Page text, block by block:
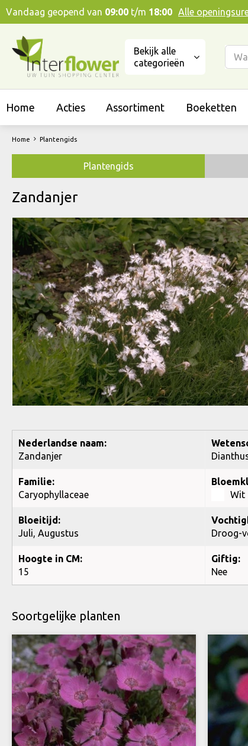
Ga
naar
Home Plantengids
Vandaag geopend van 09:00 t/m 18:00 Alle
Bekijk alle
categorieën
Home Acties Assortiment Boeketten
Plantengids
Zandanjer
Nederlandse naam:
Zandanjer
Familie:
Caryophyllaceae
Wit
Bloeitijd:
Juli, Augustus
Droog-
Hoogte in CM:
15
Giftig:
Nee
Soortgelijke planten